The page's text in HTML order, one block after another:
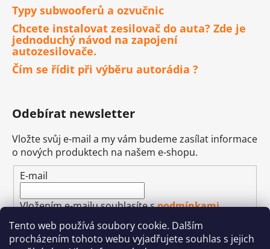
Tento web používá soubory cookie. Dalším
procházením tohoto webu vyjadřujete souhlas s jejich
Typy subwooferů a ozvučnic
Chcete instalovat zesilovač do auta? Zde je
jednoduchý návod na zapojení
autozesilovače.
Čím se řídit při výběru autorádia ?
Odebírat newsletter
Vložte svůj e-mail a my vám budeme zasílat informace
o nových produktech na našem e-shopu.
E-mail
Vložením e-mailu souhlasíte spodmínkami
ochrany osobních údajů